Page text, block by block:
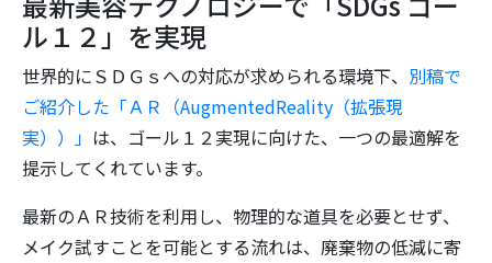
ル１２」を実現
世界的にＳＤＧｓへの対応が求められる環境下、 別稿で
ご紹介した「ＡＲ（AugmentedReality（拡張現
実））」 は、ゴール１２実現に向けた、一つの最適解を
提示してくれています。
最新のＡＲ技術を利用し、物理的な道具を必要とせず、
メイク試すことを可能とする流れは、廃棄物の低減に寄